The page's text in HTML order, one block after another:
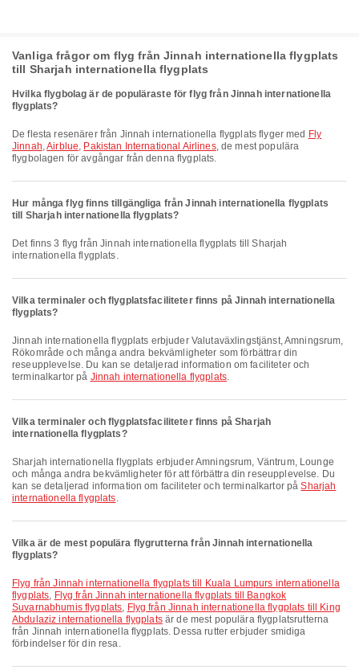
Vanliga frågor om flyg från Jinnah internationella flygplats
till Sharjah internationella flygplats
Hvilka flygbolag är de populäraste för flyg från Jinnah internationella
flygplats?
De flesta resenärer från Jinnah internationella flygplats flyger med Fly
Jinnah,Airblue, Pakistan International Airlines, de mest populära
flygbolagen för avgångar från denna flygplats.
Hur många flyg finns tillgängliga från Jinnah internationella flygplats
till Sharjah internationella flygplats?
Det finns 3 flyg från Jinnah internationella flygplats till Sharjah
internationella flygplats.
Vilka terminaler och flygplatsfaciliteter finns på Jinnah internationella
flygplats?
Jinnah internationella flygplats erbjuder Valutaväxlingstjänst, Amningsrum,
Rökområde och många andra bekvämligheter som förbättrar din
reseupplevelse. Du kan se detaljerad information om faciliteter och
terminalkartor på Jinnah internationella flygplats.
Vilka terminaler och flygplatsfaciliteter finns på Sharjah
internationella flygplats?
Sharjah internationella flygplats erbjuder Amningsrum, Väntrum, Lounge
och många andra bekvämligheter för att förbättra din reseupplevelse. Du
kan se detaljerad information om faciliteter och terminalkartor påSharjah
internationella flygplats.
Vilka är de mest populära flygrutterna från Jinnah internationella
flygplats?
Flyg från Jinnah internationella flygplats till Kuala Lumpurs internationella
flygplats, Flyg från Jinnah internationella flygplats till Bangkok
Suvarnabhumis flygplats, Flyg från Jinnah internationella flygplats till King
Abdulaziz internationella flygplatsär de mest populära flygplatsrutterna
från Jinnah internationella flygplats. Dessa rutter erbjuder smidiga
förbindelser för din resa.